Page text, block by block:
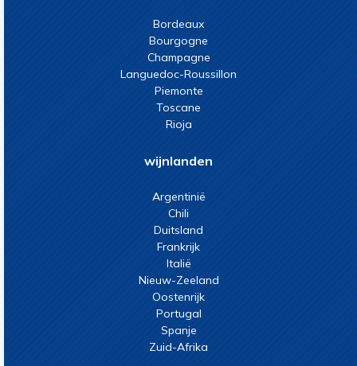
Bordeaux
Bourgogne
Champagne
Languedoc-Roussillon
Piemonte
Toscane
Rioja
wijnlanden
Argentinië
Chili
Duitsland
Frankrijk
Italië
Nieuw-Zeeland
Oostenrijk
Portugal
Spanje
Zuid-Afrika